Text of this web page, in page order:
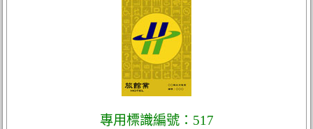
專用標識編號：517